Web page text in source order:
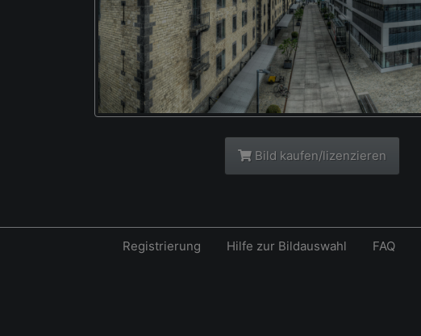
Bild kaufen/lizenzieren
Registrierung Hilfe zur Bildauswahl FAQ